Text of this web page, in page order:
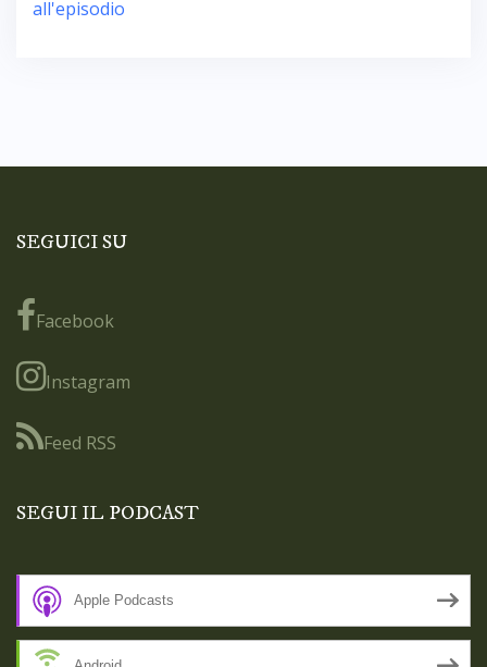
all'episodio
SEGUICI SU
Facebook
Instagram
Feed RSS
SEGUI IL PODCAST
Apple Podcasts